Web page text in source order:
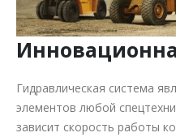
Гидравлическая система
элементов любой
зависит скорость работы